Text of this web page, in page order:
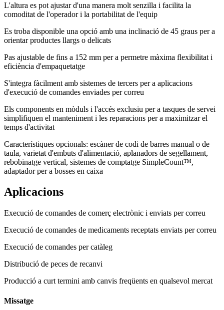
L'altura es pot ajustar d'una manera molt senzilla i facilita la
comoditat de l'operador i la portabilitat de l'equip
Es troba disponible una opció amb una inclinació de 45 graus per a
orientar productes llargs o delicats
Pas ajustable de fins a 152 mm per a permetre màxima flexibilitat i
eficiència d'empaquetatge
S'integra fàcilment amb sistemes de tercers per a aplicacions
d'execució de comandes enviades per correu
Els components en mòduls i l'accés exclusiu per a tasques de servei
simplifiquen el manteniment i les reparacions per a maximitzar el
temps d'activitat
Característiques opcionals: escàner de codi de barres manual o de
taula, varietat d'embuts d'alimentació, aplanadors de segellament,
rebobinatge vertical, sistemes de comptatge SimpleCount™,
adaptador per a bosses en caixa
Aplicacions
Execució de comandes de comerç electrònic i enviats per correu
Execució de comandes de medicaments receptats enviats per correu
Execució de comandes per catàleg
Distribució de peces de recanvi
Producció a curt termini amb canvis freqüents en qualsevol mercat
Missatge